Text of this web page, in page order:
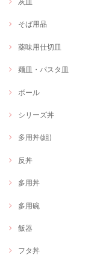
そば用品
薬味用仕切皿
麺皿・パスタ皿
ボール
シリーズ丼
多用丼(組)
反丼
多用丼
多用碗
飯器
フタ丼